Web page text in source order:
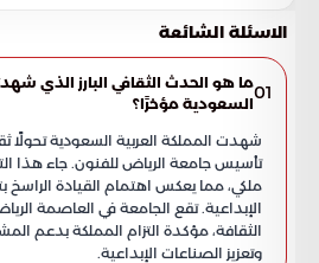
الاسئلة الشائعة
01ما هو الحدث الثقافي البارز الذي
السعودية مؤخرًا؟
شهدت المملكة العربية السعودية تحولًا
تأسيس جامعة الرياض للفنون. جاء هذا
ملكي، مما يعكس اهتمام القيادة الراسخ
الإبداعية. تقع الجامعة في العاصمة
الثقافة، مؤكدة التزام المملكة بدعم
وتعزيز الصناعات الإبداعية.